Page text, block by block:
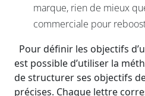
marque, rien de mieux
commerciale pour
Pour définir les objectifs
est possible d’utiliser la
de structurer ses objectifs
précises. Chaque lettre